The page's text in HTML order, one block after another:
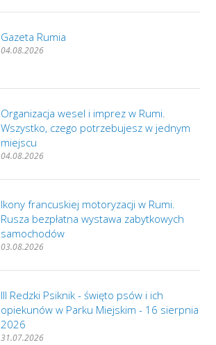
Gazeta Rumia
04.08.2026
Organizacja wesel i imprez w Rumi.
Wszystko, czego potrzebujesz w jednym
miejscu
04.08.2026
Ikony francuskiej motoryzacji w Rumi.
Rusza bezpłatna wystawa zabytkowych
samochodów
03.08.2026
III Redzki Psiknik - święto psów i ich
opiekunów w Parku Miejskim - 16 sierpnia
2026
31.07.2026